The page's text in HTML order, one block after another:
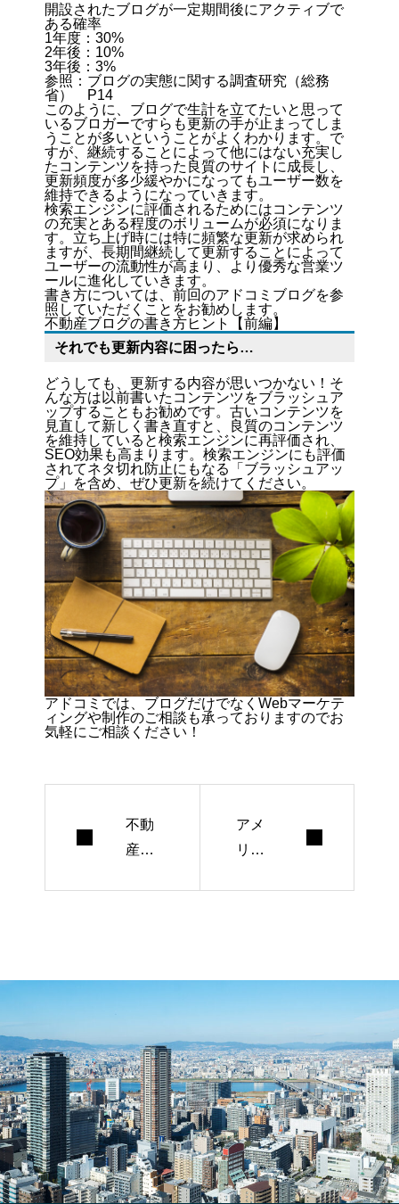
開設されたブログが一定期間後にアクティブで
ある確率
1年度：30%
2年後：10%
3年後：3%
参照： ブログの実態に関する調査研究（総務
省） P14
このように、ブログで生計を立てたいと思って
いるブロガーですらも更新の手が止まってしま
うことが多いということがよくわかります。で
すが、継続することによって他にはない充実し
たコンテンツを持った良質のサイトに成長し、
更新頻度が多少緩やかになってもユーザー数を
維持できるようになっていきます。
検索エンジンに評価されるためにはコンテンツ
の充実とある程度のボリュームが必須になりま
す。立ち上げ時には特に頻繁な更新が求められ
ますが、長期間継続して更新することによって
ユーザーの流動性が高まり、より優秀な営業ツ
ールに進化していきます。
書き方については、前回のアドコミブログを参
照していただくことをお勧めします。
不動産ブログの書き方ヒント【前編】
それでも更新内容に困ったら…
どうしても、更新する内容が思いつかない！そ
んな方は以前書いたコンテンツをブラッシュア
ップすることもお勧めです。古いコンテンツを
見直して新しく書き直すと、良質のコンテンツ
を維持していると検索エンジンに再評価され、
SEO効果も高まります。検索エンジンにも評価
されてネタ切れ防止にもなる「ブラッシュアッ
プ」を含め、ぜひ更新を続けてください。
アドコミでは、ブログだけでなくWebマーケテ
ィングや制作のご相談も承っておりますのでお
気軽にご相談ください！
不動
産ブ
アメ
リカ
た話